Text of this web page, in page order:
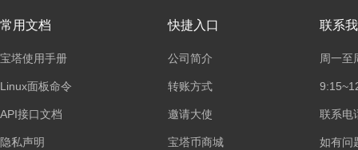
常用文档
宝塔使用手册
Linux面板命令
API接口文档
隐私声明
快捷入口
公司简介
转账方式
邀请大使
宝塔币商城
联系
周一至
联系电
如有问